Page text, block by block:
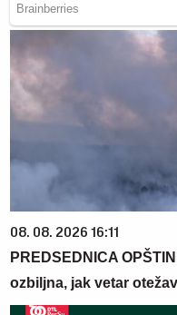
08. 08. 2026 16:11
PREDSEDNICA
ozbiljna, jak vetar